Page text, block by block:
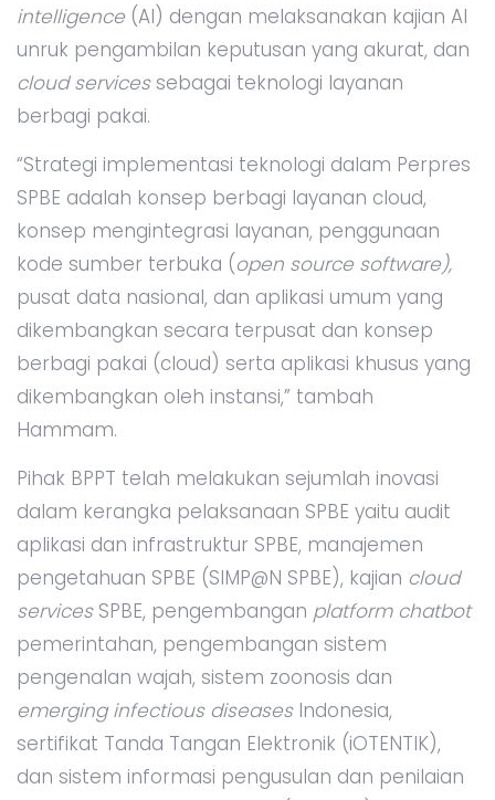
intelligence (AI) dengan melaksanakan kajian AI
unruk pengambilan keputusan yang akurat, dan
cloud servicessebagai teknologi layanan
berbagi pakai.
“Strategi implementasi teknologi dalam Perpres
SPBE adalah konsep berbagi layanan cloud,
konsep mengintegrasi layanan, penggunaan
kode sumber terbuka (open source software),
pusat data nasional, dan aplikasi umum yang
dikembangkan secara terpusat dan konsep
berbagi pakai (cloud) serta aplikasi khusus yang
dikembangkan oleh instansi,” tambah
Hammam.
Pihak BPPT telah melakukan sejumlah inovasi
dalam kerangka pelaksanaan SPBE yaitu audit
aplikasi dan infrastruktur SPBE, manajemen
pengetahuan SPBE (SIMP@N SPBE), kajian cloud
servicesSPBE, pengembangan platform chatbot
pemerintahan, pengembangan sistem
pengenalan wajah, sistem zoonosis dan
emerging infectious diseasesIndonesia,
sertifikat Tanda Tangan Elektronik (iOTENTIK),
dan sistem informasi pengusulan dan penilaian